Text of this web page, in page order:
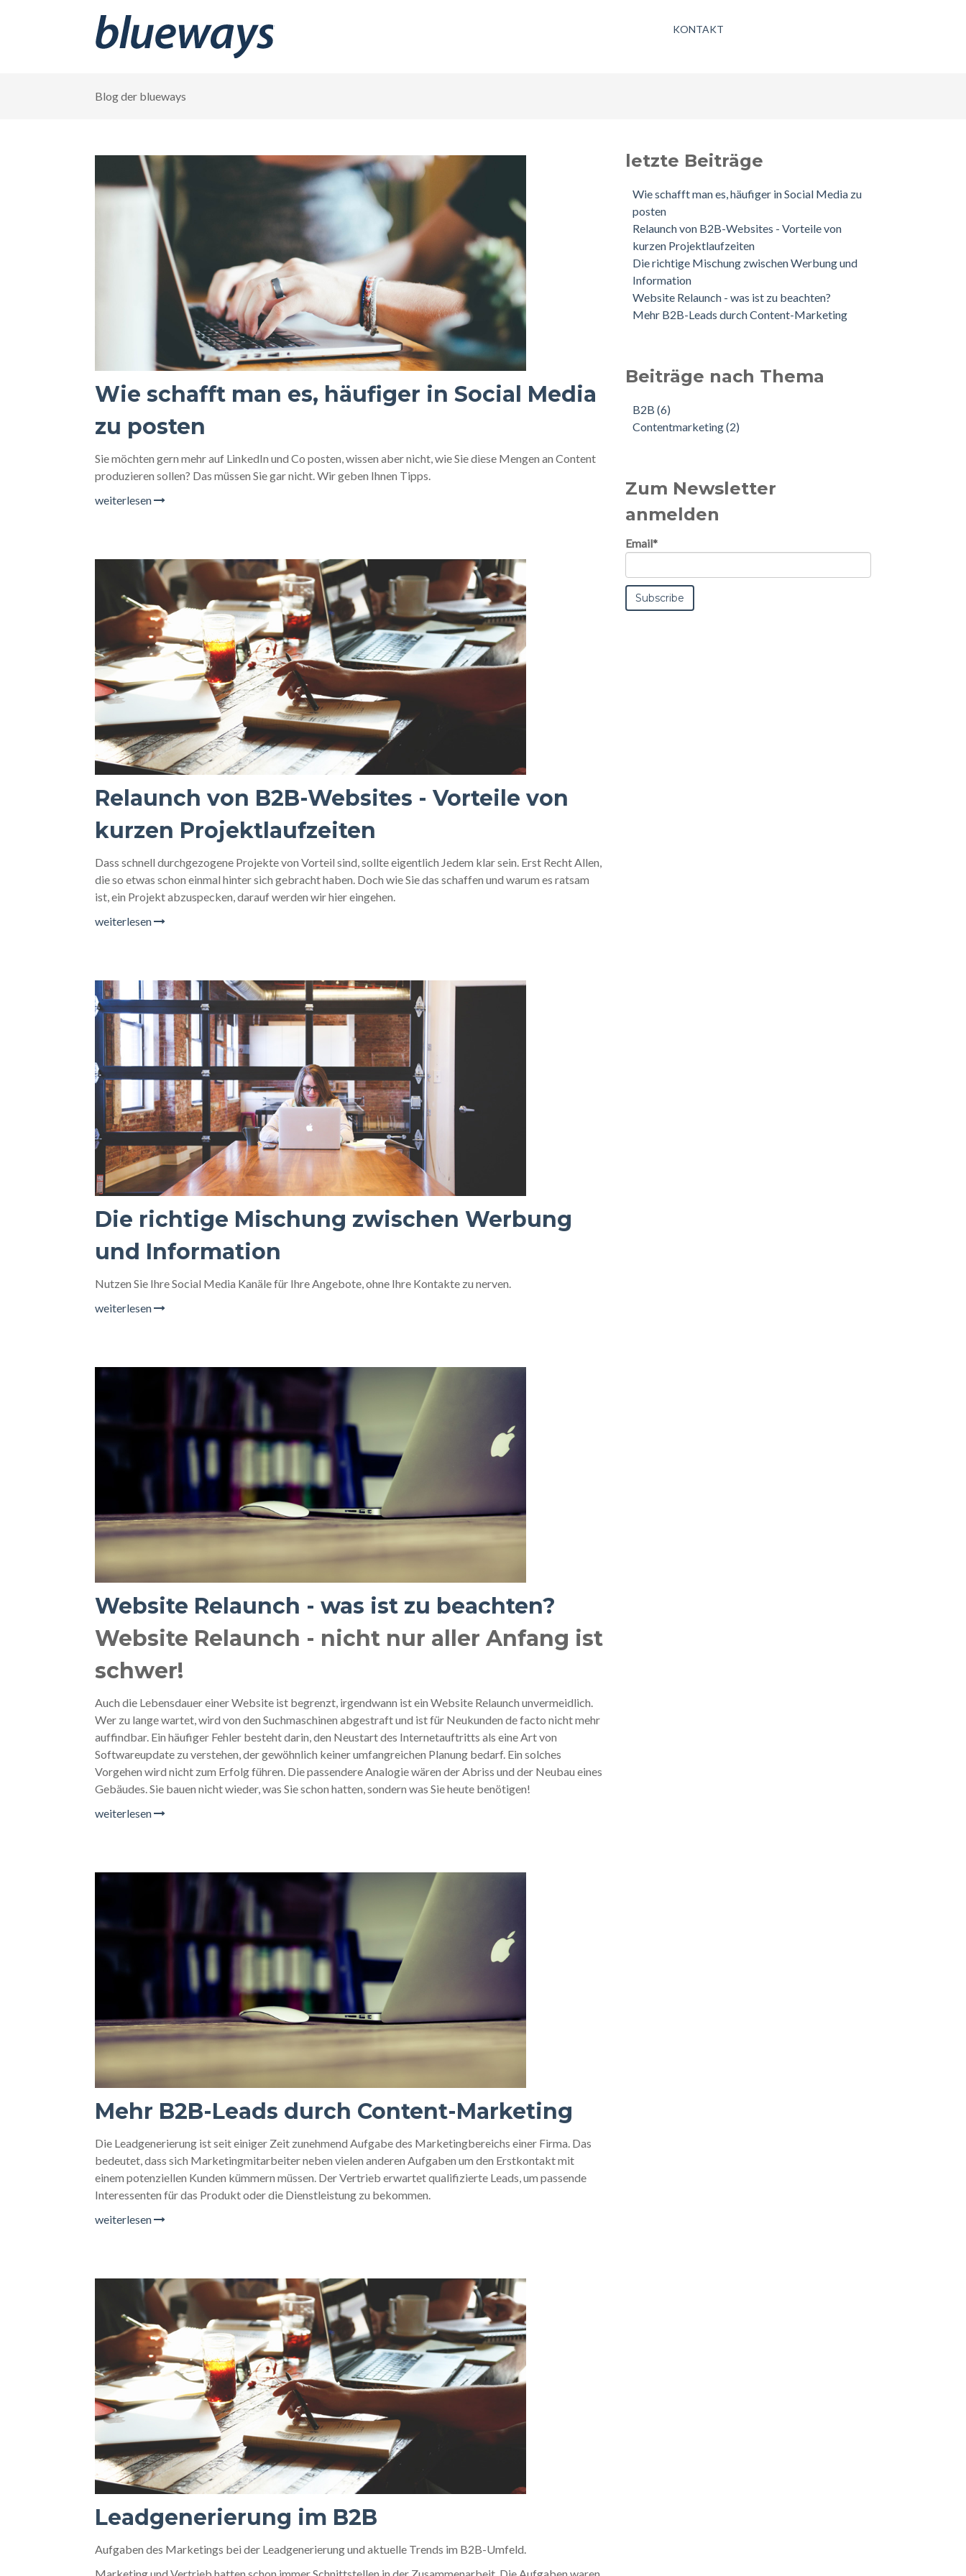
KONTAKT
Blog der blueways
Wie schafft man es, häufiger in Social Media
zu posten
Sie möchten gern mehr auf LinkedIn und Co posten, wissen aber nicht, wie Sie diese Mengen an Content
produzieren sollen? Das müssen Sie gar nicht. Wir geben Ihnen Tipps.
weiterlesen
Relaunch von B2B-Websites - Vorteile von
kurzen Projektlaufzeiten
Dass schnell durchgezogene Projekte von Vorteil sind, sollte eigentlich Jedem klar sein. Erst Recht Allen,
die so etwas schon einmal hinter sich gebracht haben. Doch wie Sie das schaffen und warum es ratsam
ist, ein Projekt abzuspecken, darauf werden wir hier eingehen.
weiterlesen
Die richtige Mischung zwischen Werbung
und Information
Nutzen Sie Ihre Social Media Kanäle für Ihre Angebote, ohne Ihre Kontakte zu nerven.
weiterlesen
Website Relaunch - was ist zu beachten?
Website Relaunch - nicht nur aller Anfang ist
schwer!
Auch die Lebensdauer einer Website ist begrenzt, irgendwann ist ein Website Relaunch unvermeidlich.
Wer zu lange wartet, wird von den Suchmaschinen abgestraft und ist für Neukunden de facto nicht mehr
auffindbar. Ein häufiger Fehler besteht darin, den Neustart des Internetauftritts als eine Art von
Softwareupdate zu verstehen, der gewöhnlich keiner umfangreichen Planung bedarf. Ein solches
Vorgehen wird nicht zum Erfolg führen. Die passendere Analogie wären der Abriss und der Neubau eines
Gebäudes. Sie bauen nicht wieder, was Sie schon hatten, sondern was Sie heute benötigen!
weiterlesen
Mehr B2B-Leads durch Content-Marketing
Die Leadgenerierung ist seit einiger Zeit zunehmend Aufgabe des Marketingbereichs einer Firma. Das
bedeutet, dass sich Marketingmitarbeiter neben vielen anderen Aufgaben um den Erstkontakt mit
einem potenziellen Kunden kümmern müssen. Der Vertrieb erwartet qualifizierte Leads, um passende
Interessenten für das Produkt oder die Dienstleistung zu bekommen.
weiterlesen
Leadgenerierung im B2B
Aufgaben des Marketings bei der Leadgenerierung und aktuelle Trends im B2B-Umfeld.
letzte Beiträge
Wie schafft man es, häufiger in Social Media zu
posten
Relaunch von B2B-Websites - Vorteile von
kurzen Projektlaufzeiten
Die richtige Mischung zwischen Werbung und
Information
Website Relaunch - was ist zu beachten?
Mehr B2B-Leads durch Content-Marketing
Beiträge nach Thema
B2B(6)
Contentmarketing(2)
Zum Newsletter
anmelden
Email*